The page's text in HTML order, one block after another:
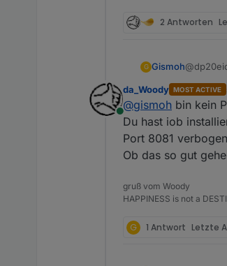
2 Antworten
G Gismoh
dies
Schreibe
-Adapter
-
beim
$
NPM
npm
Edit:
Habe
und
Online
da_Woody MOST ACTIVE
@gismoh bin kein
Du hast iob
Port 8081
Ob das so gut
gruß vom Woody
HAPPINESS is not a
G 1 Antwort Letzte